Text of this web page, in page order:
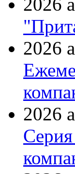
2026
2026